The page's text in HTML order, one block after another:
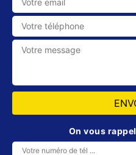
On vous